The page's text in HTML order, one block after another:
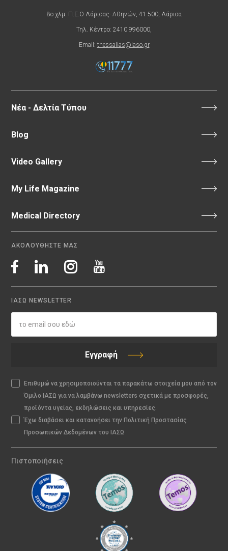
8ο χλμ. Π.Ε.Ο Λάρισας- Αθηνών, 41 500, Λάρισα
Τηλ. Κέντρο: 2410 996000,
Email: thessalias@Iaso.gr
Νέα - Δελτία Τύπου
Blog
Video Gallery
My Life Magazine
Medical Directory
ΑΚΟΛΟΥΘΗΣΤΕ ΜΑΣ
ΙΑΣΩ NEWSLETTER
Εγγραφή
Επιθυμώ να χρησιμοποιούνται τα παρακάτω στοιχεία μου από τον
Όμιλο ΙΑΣΩ για να λαμβάνω newsletters σχετικά με προσφορές,
προϊόντα υγείας, εκδηλώσεις και υπηρεσίες.
Έχω διαβάσει και κατανοήσει την Πολιτική Προστασίας
Προσωπικών Δεδομένων του ΙΑΣΩ
Πιστοποιήσεις